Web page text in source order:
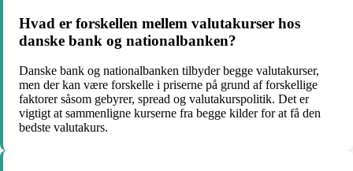
Hvad er forskellen mellem valutakurser hos
danske bank og nationalbanken?
Danske bank og nationalbanken tilbyder begge valutakurser,
men der kan være forskelle i priserne på grund af forskellige
faktorer såsom gebyrer, spread og valutakurspolitik. Det er
vigtigt at sammenligne kurserne fra begge kilder for at få den
bedste valutakurs.